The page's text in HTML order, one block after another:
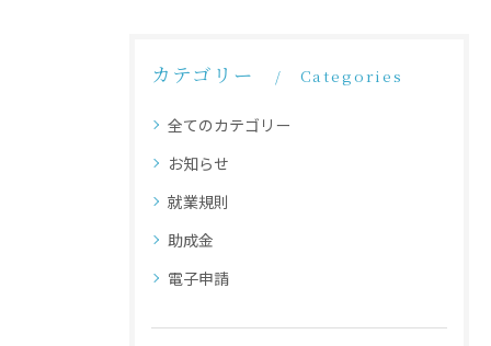
カテゴリー Categories
全てのカテゴリー
お知らせ
就業規則
助成金
電子申請